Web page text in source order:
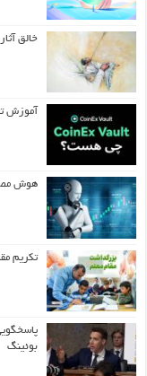
خالق
آموزش
هوش
تکریم
بوئینگ